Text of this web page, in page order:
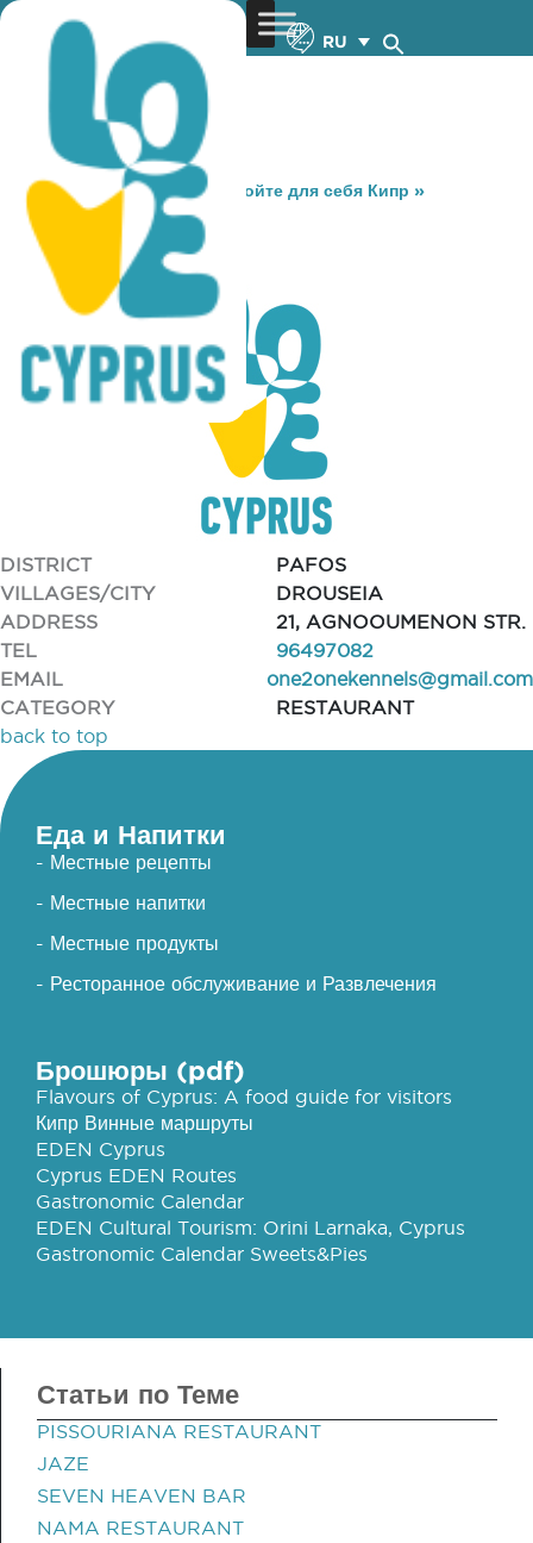
RU
You are here: Home »Откройте для себя Кипр »
Gastronomy
» DICE
DICE
DISTRICT
PAFOS
VILLAGES/CITY
DROUSEIA
ADDRESS
21, AGNOOUMENON STR.
TEL
96497082
EMAIL
one2onekennels@gmail.com
CATEGORY
RESTAURANT
back to top
Еда и Напитки
- Местные рецепты
- Местные напитки
- Местные продукты
- Ресторанное обслуживание и Развлечения
Брошюры (pdf)
Flavours of Cyprus: A food guide for visitors
Кипр Винные маршруты
EDEN Cyprus
Cyprus EDEN Routes
Gastronomic Calendar
EDEN Cultural Tourism: Orini Larnaka, Cyprus
Gastronomic Calendar Sweets&Pies
Статьи по Теме
PISSOURIANA RESTAURANT
JAZE
SEVEN HEAVEN BAR
NAMA RESTAURANT